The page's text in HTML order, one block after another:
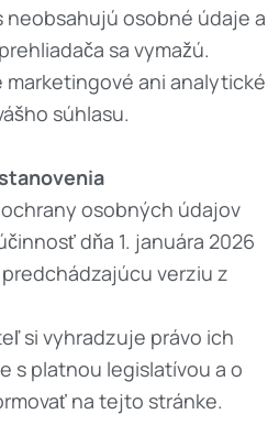
neobsahujú osobné údaje a
sa vymažú.
marketingové ani analytické
súhlasu.
osobných údajov
dňa 1. januára 2026
verziu z
si vyhradzuje právo ich
s platnou legislatívou a o
na tejto stránke.